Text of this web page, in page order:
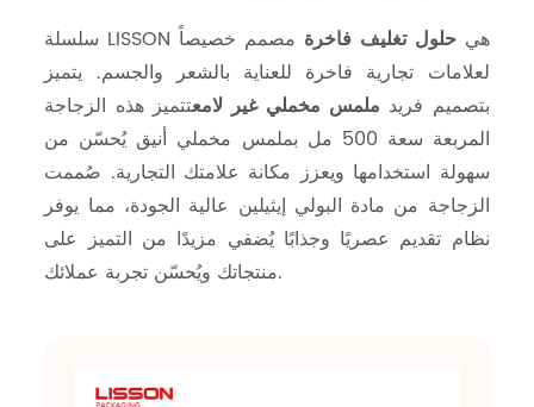
سلسلة LISSON هيحلول تغليف فاخرة مصمم خصيصاً
لعلامات تجارية فاخرة للعناية بالشعر والجسم. يتميز
بتصميم فريد ملمس مخملي غير لامعتتميز هذه الزجاجة
المربعة سعة 500 مل بملمس مخملي أنيق يُحسّن من
سهولة استخدامها ويعزز مكانة علامتك التجارية. صُممت
الزجاجة من مادة البولي إيثيلين عالية الجودة، مما يوفر
نظام تقديم عصريًا وجذابًا يُضفي مزيدًا من التميز على
منتجاتك ويُحسّن تجربة عملائك.